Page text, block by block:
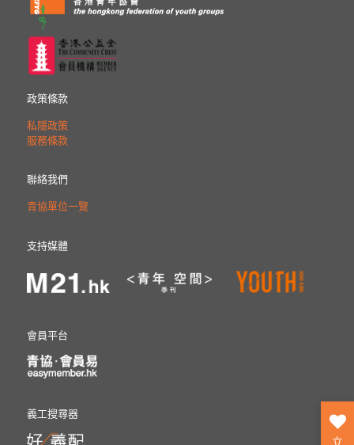
政策條款
私隱政策
服務條款
聯絡我們
青協單位一覽
支持媒體
會員平台
義工搜尋器
立